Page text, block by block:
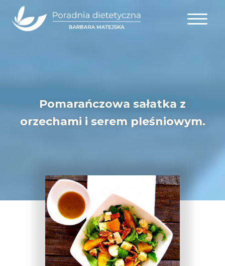
Pomarańczowa sałatka z
orzechami i serem pleśniowym.